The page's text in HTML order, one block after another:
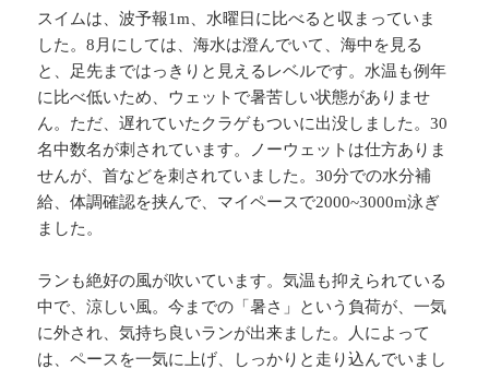
スイムは、波予報1m、水曜日に比べると収まっていま
した。8月にしては、海水は澄んでいて、海中を見る
と、足先まではっきりと見えるレベルです。水温も例年
に比べ低いため、ウェットで暑苦しい状態がありませ
ん。ただ、遅れていたクラゲもついに出没しました。30
名中数名が刺されています。ノーウェットは仕方ありま
せんが、首などを刺されていました。30分での水分補
給、体調確認を挟んで、マイペースで2000~3000m泳ぎ
ました。
ランも絶好の風が吹いています。気温も抑えられている
中で、涼しい風。今までの「暑さ」という負荷が、一気
に外され、気持ち良いランが出来ました。人によって
は、ペースを一気に上げ、しっかりと走り込んでいまし